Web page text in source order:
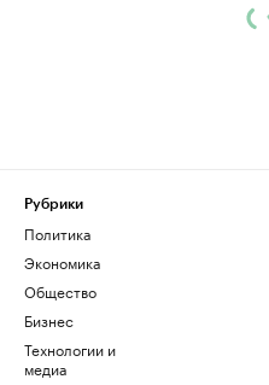
Рубрики
Политика
Экономика
Общество
Бизнес
Технологии и
медиа